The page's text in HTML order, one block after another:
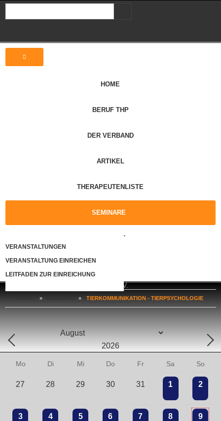
HOME
BERUF THP
DER VERBAND
ARTIKEL
THERAPEUTENLISTE
SEMINARE
VERANSTALTUNGEN
VERANSTALTUNG EINREICHEN
LEITFADEN ZUR EINREICHUNG
KONTAKT
» » TIERKOMMUNIKATION - TIERPSYCHOLOGIE
Mo Di Mi Do Fr Sa So
27 28 29 30 31 1 2
3 4 5 6 7 8 9